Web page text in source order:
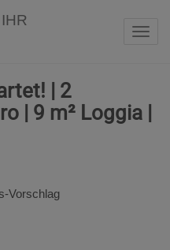
| 2
| 9 m² Loggia |